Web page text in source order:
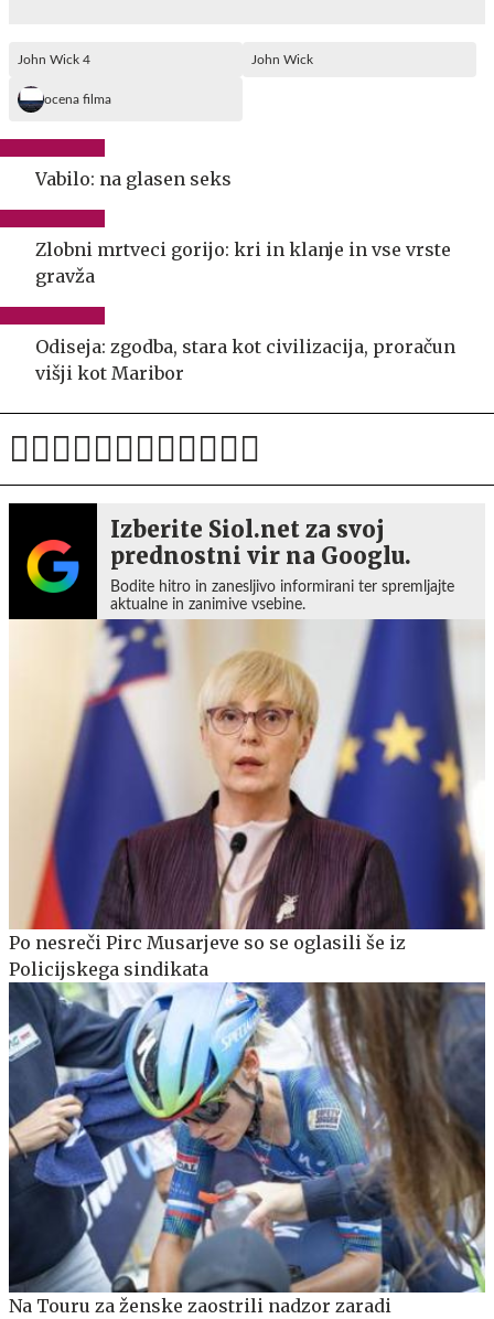
John Wick 4 John Wick
ocena filma
Vabilo: na glasen seks
Zlobni mrtveci gorijo: kri in klanje in vse vrste
gravža
Odiseja: zgodba, stara kot civilizacija, proračun
višji kot Maribor
Izberite Siol.net za svoj
prednostni vir na Googlu.
Bodite hitro in zanesljivo informirani ter spremljajte
aktualne in zanimive vsebine.
Po nesreči Pirc Musarjeve so se oglasili še iz
Policijskega sindikata
Na Touru za ženske zaostrili nadzor zaradi